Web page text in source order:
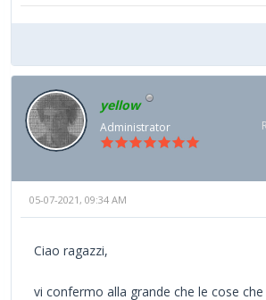
yellow
Administrator
05-07-2021, 09:34 AM
Ciao ragazzi,
vi confermo alla grande che le cose